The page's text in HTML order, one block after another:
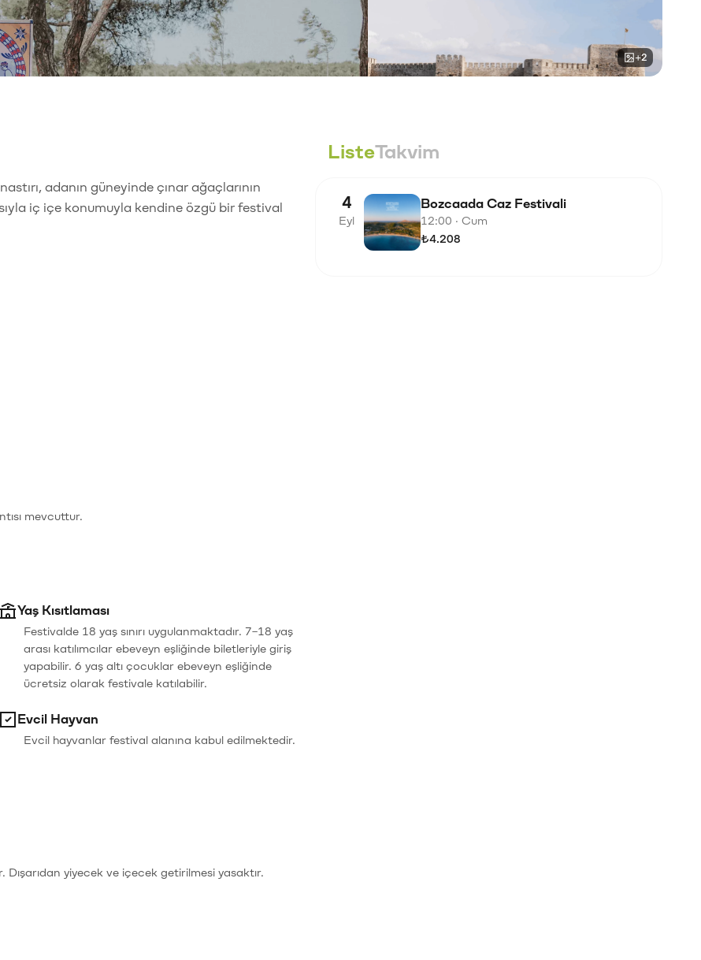
+2
adanın güneyinde çınar ağaçlarının
iç içe konumuyla kendine özgü bir festival
mevcuttur.
Yaş Kısıtlaması
Festivalde 18 yaş sınırı uygulanmaktadır. 7–18 yaş
arası katılımcılar ebeveyn eşliğinde biletleriyle giriş
yapabilir. 6 yaş altı çocuklar ebeveyn eşliğinde
ücretsiz olarak festivale katılabilir.
Evcil Hayvan
Evcil hayvanlar festival alanına kabul edilmektedir.
Dışarıdan yiyecek ve içecek getirilmesi yasaktır.
ListeTakvim
4
Eyl
Bozcaada Caz Festivali
12:00 · Cum
₺4.208